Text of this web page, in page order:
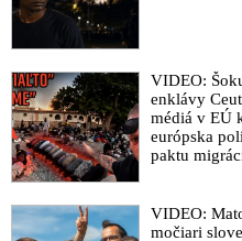
VIDEO:
enklávy
médiá v EÚ
európska
paktu
VIDEO:
močiari